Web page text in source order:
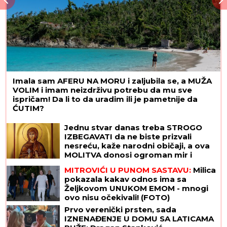
STRAVIČNA NESREĆA KOD JASENOVIKA!Strahuje
se da IMA POVREĐENIH, sve vrvi od policije i Hitne
pomoći (FOTO, VIDEO)
savršenog treninga
Pevačici stavio pištolj na glavu, a
onda se desio šokantan obrt:
"Nastao je potpuni muk u kafani"